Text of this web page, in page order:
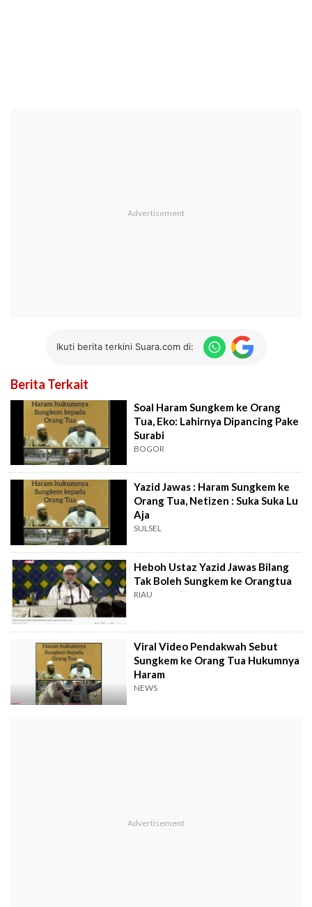
Ikuti berita terkini Suara.com di:
Berita Terkait
Soal Haram Sungkem ke Orang
Tua, Eko: Lahirnya Dipancing Pake
Surabi
BOGOR
Yazid Jawas : Haram Sungkem ke
Orang Tua, Netizen : Suka Suka Lu
Aja
SULSEL
Heboh Ustaz Yazid Jawas Bilang
Tak Boleh Sungkem ke Orangtua
RIAU
Viral Video Pendakwah Sebut
Sungkem ke Orang Tua Hukumnya
Haram
NEWS